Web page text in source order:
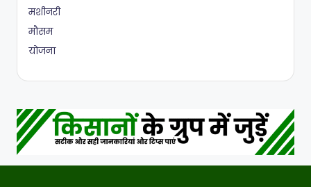
मशीनरी
मौसम
योजना